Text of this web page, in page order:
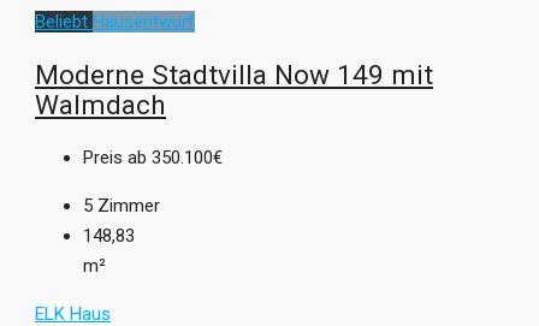
Beliebt Hausentwurf
Moderne Stadtvilla Now 149 mit
Walmdach
Preis ab 350.100€
5 Zimmer
148,83
m²
ELK Haus